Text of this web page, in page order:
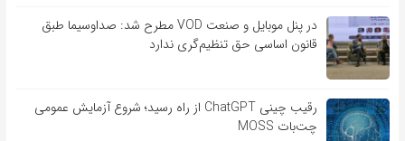
در پنل موبایل و صنعت VOD مطرح شد: صداوسیما طبق
قانون اساسی حق تنظیم‌گری ندارد
رقیب چینی ChatGPT از راه رسید؛ شروع آزمایش عمومی
چت‌بات MOSS